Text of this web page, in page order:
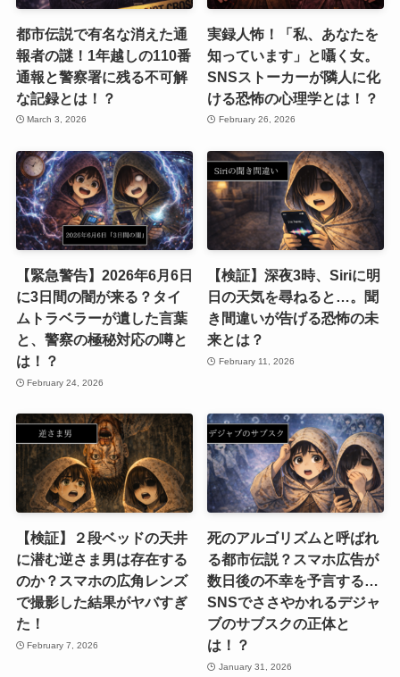
都市伝説で有名な消えた通
報者の謎！1年越しの110番
通報と警察署に残る不可解
な記録とは！？
March 3, 2026
実録人怖！「私、あなたを
知っています」と囁く女。
SNSストーカーが隣人に化
ける恐怖の心理学とは！？
February 26, 2026
【緊急警告】2026年6月6日
に3日間の闇が来る？タイ
ムトラベラーが遺した言葉
と、警察の極秘対応の噂と
は！？
February 24, 2026
【検証】深夜3時、Siriに明
日の天気を尋ねると…。聞
き間違いが告げる恐怖の未
来とは？
February 11, 2026
【検証】２段ベッドの天井
に潜む逆さま男は存在する
のか？スマホの広角レンズ
で撮影した結果がヤバすぎ
た！
February 7, 2026
死のアルゴリズムと呼ばれ
る都市伝説？スマホ広告が
数日後の不幸を予言する…
SNSでささやかれるデジャ
ブのサブスクの正体と
は！？
January 31, 2026